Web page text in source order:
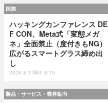
国際
ハッキングカンファレンス DE
F CON、Meta式「変態メガ
ネ」全面禁止（度付きもNG）
広がるスマートグラス締め出
し
2026.8.3 Mon 8:15
製品・サービス・業界動向